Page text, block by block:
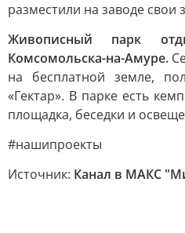
разместили на заводе свои
Живописный парк
Комсомольска-на-Амуре.
на бесплатной земле,
«Гектар». В парке есть
площадка, беседки и
#нашипроекты
Источник: Канал в МАКС